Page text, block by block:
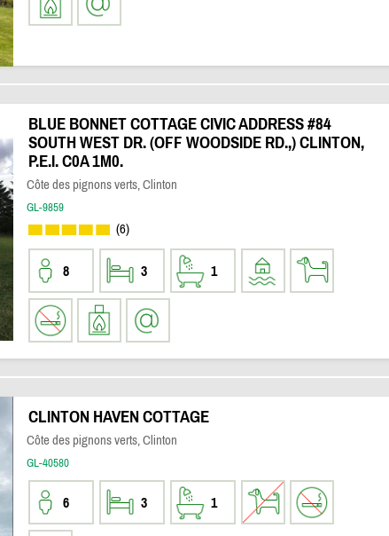
BLUE BONNET COTTAGE CIVIC ADDRESS #84
SOUTH WEST DR. (OFF WOODSIDE RD.,) CLINTON,
P.E.I. C0A 1M0.
Côte des pignons verts, Clinton
GL-9859
(6)
8 3 1
CLINTON HAVEN COTTAGE
Côte des pignons verts, Clinton
GL-40580
6 3 1